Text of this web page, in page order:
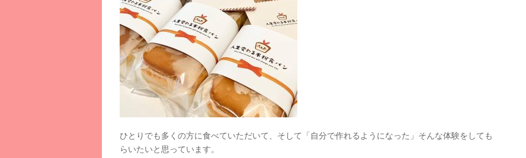
ひとりでも多くの方に食べていただいて、そして「自分で作れるようになった」そんな体験をしても
らいたいと思っています。